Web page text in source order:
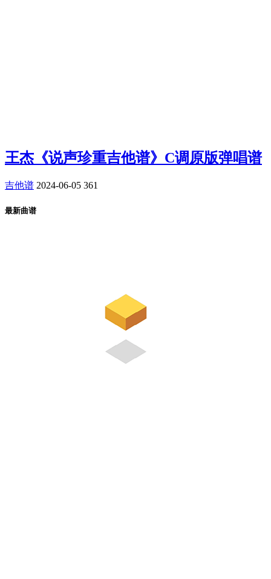
王杰《说声珍重吉他谱》C调原版弹唱谱
吉他谱 2024-06-05 361
最新曲谱